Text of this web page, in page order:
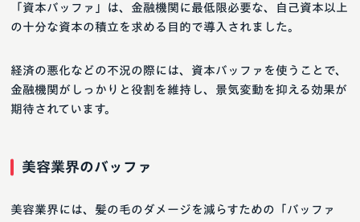
「資本バッファ」は、金融機関に最低限必要な、自己資本以上
の十分な資本の積立を求める目的で導入されました。
経済の悪化などの不況の際には、資本バッファを使うことで、
金融機関がしっかりと役割を維持し、景気変動を抑える効果が
期待されています。
美容業界のバッファ
美容業界には、髪の毛のダメージを減らすための「バッファ